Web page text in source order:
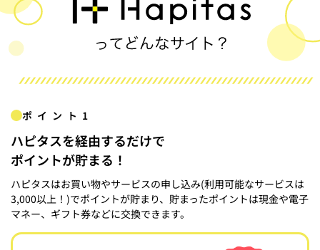
ポイント1
ハピタスを経由するだけで
ポイントが貯まる！
ハピタスはお買い物やサービスの申し込み(利用可能なサービスは
3,000以上！)でポイントが貯まり、貯まったポイントは現金や電子
マネー、ギフト券などに交換できます。